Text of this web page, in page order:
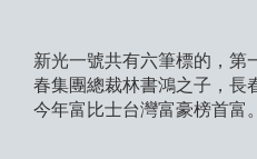
新光一號共有六筆標的，第
春集團總裁林書鴻之子，長
今年富比士台灣富豪榜首富。